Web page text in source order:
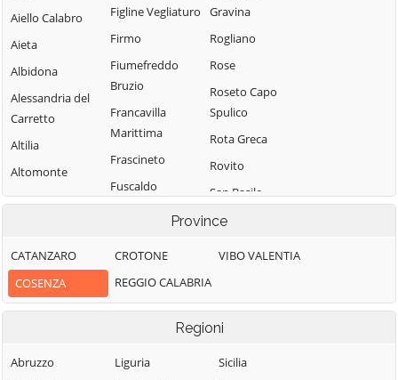
Aiello Calabro
Aieta
Albidona
Alessandria del
Carretto
Altilia
Altomonte
Amantea
Aprigliano
Belmonte
Calabro
Figline Vegliaturo
Firmo
Fiumefreddo
Bruzio
Francavilla
Marittima
Frascineto
Fuscaldo
Piemontese
Lago
Laino Castello
Gravina
Rogliano
Rose
Roseto Capo
Spulico
Rota Greca
Rovito
San Basile
San Benedetto
Albanese
San Demetrio
Corone
San Donato di
Province
CATANZARO
COSENZA
CROTONE
REGGIO CALABRIA
VIBO VALENTIA
Regioni
Abruzzo
Liguria
Sicilia